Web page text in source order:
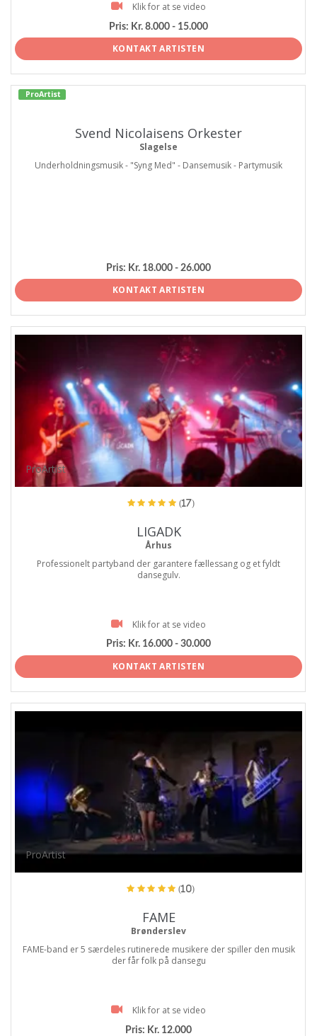
Klik for at se video
Pris: Kr. 8.000 - 15.000
KONTAKT ARTISTEN
ProArtist
Svend Nicolaisens Orkester
Slagelse
Underholdningsmusik - "Syng Med" - Dansemusik - Partymusik
Pris: Kr. 18.000 - 26.000
KONTAKT ARTISTEN
ProArtist
(17)
LIGADK
Århus
Professionelt partyband der garantere fællessang og et fyldt
dansegulv.
Klik for at se video
Pris: Kr. 16.000 - 30.000
KONTAKT ARTISTEN
ProArtist
(10)
FAME
Brønderslev
FAME-band er 5 særdeles rutinerede musikere der spiller den musik
der får folk på dansegu
Klik for at se video
Pris: Kr. 12.000